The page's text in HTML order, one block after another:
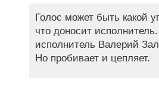
Голос может быть какой
что доносит
исполнитель Валерий
Но пробивает и цепляет.